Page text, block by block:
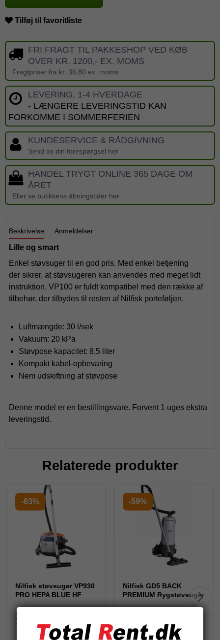
Tilføj til favoritliste
FRI FRAGT TIL PAKKESHOP VED KØB
OVER KR. 1200,- EX. MOMS
Fragtpriser fra kr. 36,80 ex. moms
LEVERING, 1-4 HVERDAGE
- LÆNGERE LEVERINGSTID KAN
FORKOMME I SOMMERFERIEN
KUNDESERVICE & RÅDGIVNING
Send os din forespørgsel her
HANDEL TRYGT ONLINE 365 DAGE OM
ÅRET
Eller se butikkens åbningstider her
Beskrivelse Anmeldelser
Lille og smart
Enkel støvsuger til en god pris. Med enkel betjening
der sikrer, at støvsugeren kan anvendes med meget lidt
instruktion. VP100 er fuldt kompatibel med den række af
tilbehør, der tilbydes til resten af Nilfisk porteføljen.
Luftmængde: 30 l/sek
Vakuum: 20 kPa
Støvpose kapacitet: 8,5 liter
Kompakt kabel-opbevaring
Nem udskiftning af støvpose
Denne model er en bestillingsvare. Forvent 1 uges ekstra
leveringstid.
Relaterede produkter
-63%
Nilfisk støvsuger VP930
PRO HEPA BLUE HF
107420634
-59%
Nilfisk GD5 BACK
PREMIUM Rygstøvsuger